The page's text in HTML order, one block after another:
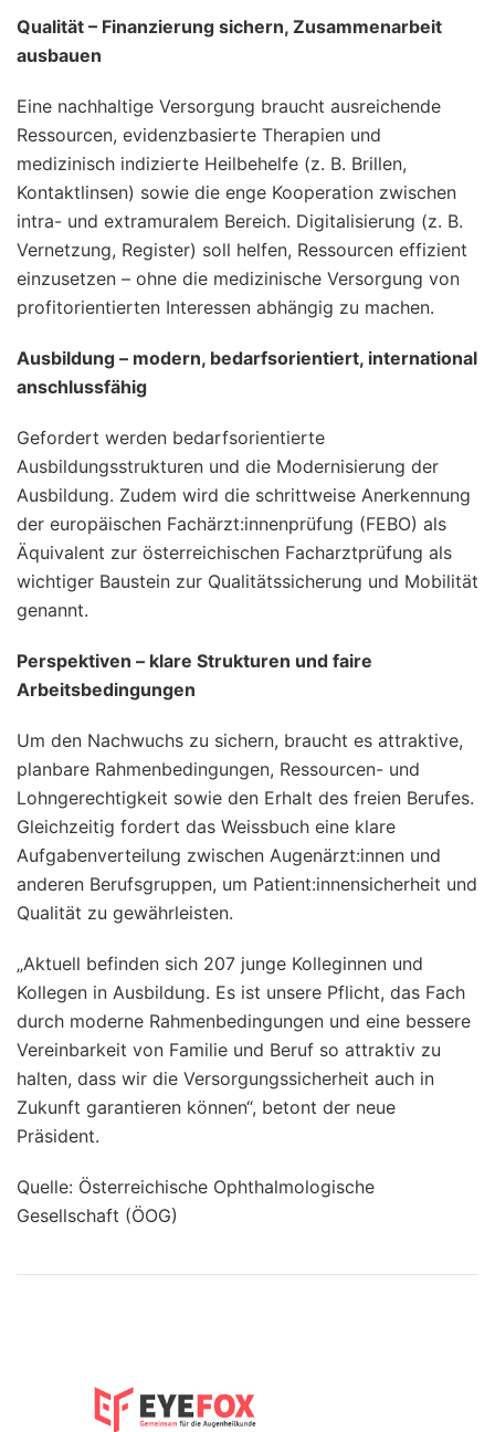
Qualität – Finanzierung sichern, Zusammenarbeit
ausbauen
Eine nachhaltige Versorgung braucht ausreichende
Ressourcen, evidenzbasierte Therapien und
medizinisch indizierte Heilbehelfe (z. B. Brillen,
Kontaktlinsen) sowie die enge Kooperation zwischen
intra- und extramuralem Bereich. Digitalisierung (z. B.
Vernetzung, Register) soll helfen, Ressourcen effizient
einzusetzen – ohne die medizinische Versorgung von
profitorientierten Interessen abhängig zu machen.
Ausbildung – modern, bedarfsorientiert, international
anschlussfähig
Gefordert werden bedarfsorientierte
Ausbildungsstrukturen und die Modernisierung der
Ausbildung. Zudem wird die schrittweise Anerkennung
der europäischen Fachärzt:innenprüfung (FEBO) als
Äquivalent zur österreichischen Facharztprüfung als
wichtiger Baustein zur Qualitätssicherung und Mobilität
genannt.
Perspektiven – klare Strukturen und faire
Arbeitsbedingungen
Um den Nachwuchs zu sichern, braucht es attraktive,
planbare Rahmenbedingungen, Ressourcen- und
Lohngerechtigkeit sowie den Erhalt des freien Berufes.
Gleichzeitig fordert das Weissbuch eine klare
Aufgabenverteilung zwischen Augenärzt:innen und
anderen Berufsgruppen, um Patient:innensicherheit und
Qualität zu gewährleisten.
„Aktuell befinden sich 207 junge Kolleginnen und
Kollegen in Ausbildung. Es ist unsere Pflicht, das Fach
durch moderne Rahmenbedingungen und eine bessere
Vereinbarkeit von Familie und Beruf so attraktiv zu
halten, dass wir die Versorgungssicherheit auch in
Zukunft garantieren können“, betont der neue
Präsident.
Quelle: Österreichische Ophthalmologische
Gesellschaft (ÖOG)